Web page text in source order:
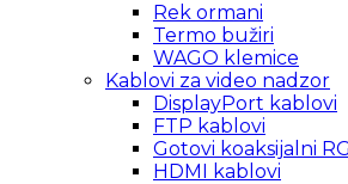
Rek ormani
Termo bužiri
WAGO klemice
Kablovi za video nadzor
DisplayPort kablovi
FTP kablovi
Gotovi koaksijalni
HDMI kablovi